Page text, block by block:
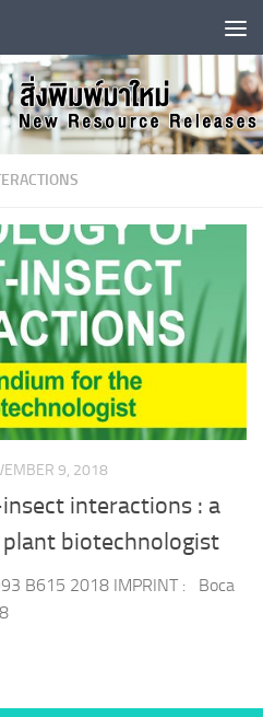
9, 2018
interactions : a
biotechnologist
B615 2018 IMPRINT : Boca